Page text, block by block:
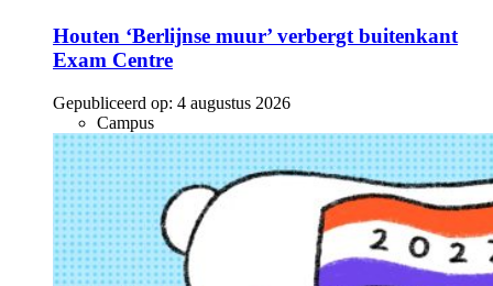
Houten ‘Berlijnse muur’ verbergt buitenkant
Exam Centre
Gepubliceerd op: 4 augustus 2026
Campus